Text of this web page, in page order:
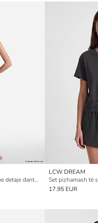
Set pizhamash të shkurtra me detaje dantelle për gra
LCW DREAM
17.95 EUR